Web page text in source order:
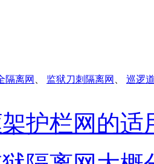
隔离网 监狱刀刺隔离网
巡逻
护栏网的适